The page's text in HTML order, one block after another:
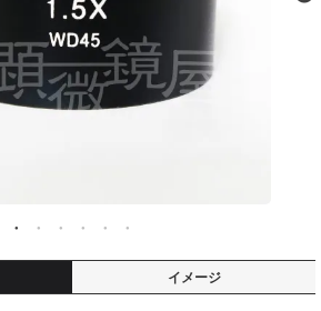
イメージ